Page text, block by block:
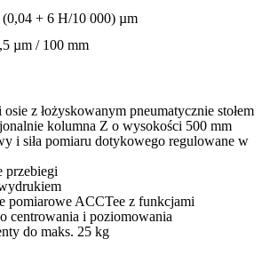
(0,04 + 6 H/10 000) µm
µm / 100 mm
z łożyskowanym pneumatycznie stołem
kolumna Z o wysokości 500 mm
i siła pomiaru dotykowego regulowane w
przebiegi
pomiarowe ACCTee z funkcjami
centrowania i poziomowania
do maks. 25 kg